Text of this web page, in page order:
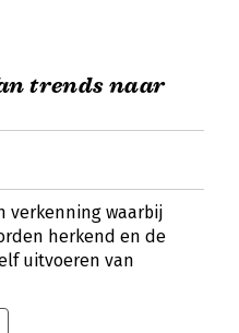
trends naar
verkenning waarbij
herkend en de
uitvoeren van